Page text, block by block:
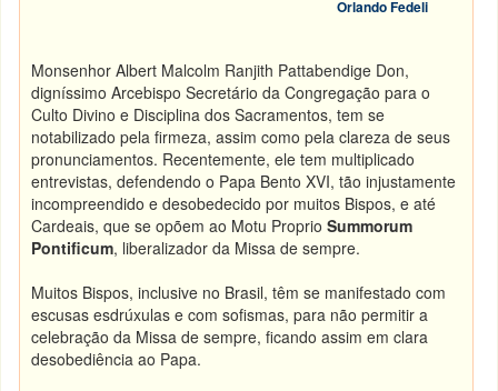
Orlando Fedeli
Monsenhor Albert Malcolm Ranjith Pattabendige Don,
digníssimo Arcebispo Secretário da Congregação para o
Culto Divino e Disciplina dos Sacramentos, tem se
notabilizado pela firmeza, assim como pela clareza de seus
pronunciamentos. Recentemente, ele tem multiplicado
entrevistas, defendendo o Papa Bento XVI, tão injustamente
incompreendido e desobedecido por muitos Bispos, e até
Cardeais, que se opõem ao Motu ProprioSummorum
Pontificum, liberalizador da Missa de sempre.
Muitos Bispos, inclusive no Brasil, têm se manifestado com
escusas esdrúxulas e com sofismas, para não permitir a
celebração da Missa de sempre, ficando assim em clara
desobediência ao Papa.